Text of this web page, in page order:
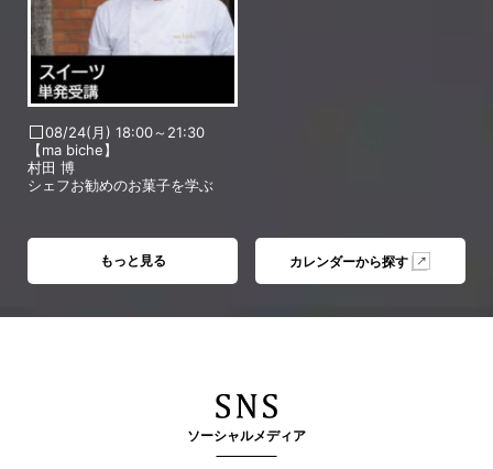
08/24(月) 18:00～21:30
【ma biche】
村田 博
シェフお勧めのお菓子を学ぶ
もっと見る カレンダーから探す
ソーシャルメディア